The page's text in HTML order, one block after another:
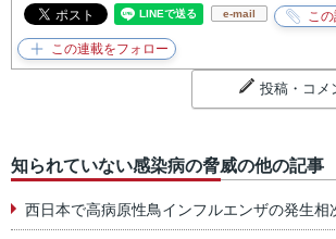
e-mail
投稿・コメ
知られていない感染病の脅威の他の記事
西日本で高病原性鳥インフルエンザの発生相